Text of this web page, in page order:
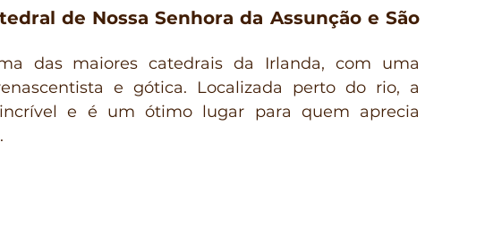
de Nossa Senhora da Assunção e São
das maiores catedrais da Irlanda, com uma
e gótica. Localizada perto do rio, a
e é um ótimo lugar para quem aprecia